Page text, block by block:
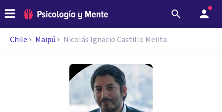
Chile Maipú Nicolás Ignacio Castillo Melita